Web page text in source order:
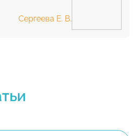
Сергеева Е. В.